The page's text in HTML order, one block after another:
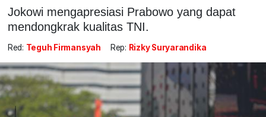
Jokowi mengapresiasi Prabowo yang dapat
mendongkrak kualitas TNI.
Red: Teguh Firmansyah Rep: Rizky Suryarandika